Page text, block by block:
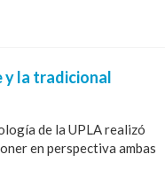
y la tradicional
de la UPLA realizó
en perspectiva ambas